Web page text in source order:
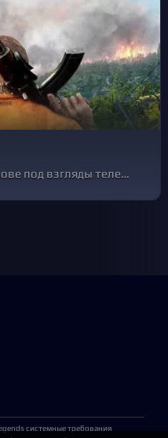
Выживание на острове под взгляды телезрителей
системные требования